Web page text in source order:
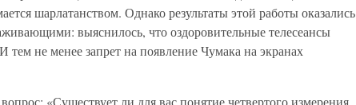
шарлатанством. Однако результаты этой работы оказались
выяснилось, что оздоровительные телесеансы
не менее запрет на появление Чумака на экранах
«Существует ли для вас понятие четвертого измерения,